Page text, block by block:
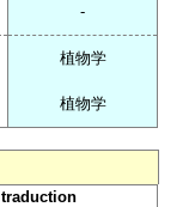
-
植物学
植物学
traduction